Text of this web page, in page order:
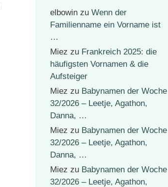
elbowin zu Wenn der
Familienname ein Vorname ist
…
Miez zu Frankreich 2025: die
häufigsten Vornamen & die
Aufsteiger
Miez zu Babynamen der Woche
32/2026 – Leetje, Agathon,
Danna, …
Miez zu Babynamen der Woche
32/2026 – Leetje, Agathon,
Danna, …
Miez zu Babynamen der Woche
32/2026 – Leetje, Agathon,